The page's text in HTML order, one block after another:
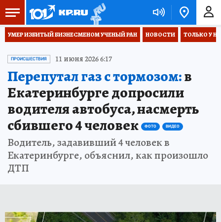
УМЕР ИЗБИТЫЙ БИЗНЕСМЕНОМ УЧЕНЫЙ РАН НОВОСТИ ТОЛЬКО У
ПРОИСШЕСТВИЯ 11 июня 2026 6:17
Перепутал газ с тормозом:в
Екатеринбурге допросили
водителя автобуса, насмерть
сбившего 4 человек
ФОТО ВИДЕО
Водитель, задавивший 4 человек в
Екатеринбурге, объяснил, как произошло
ДТП